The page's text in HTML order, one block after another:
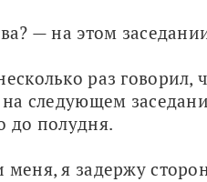
— на этом
раз говорил,
на следующем
до полудня.
я задержу